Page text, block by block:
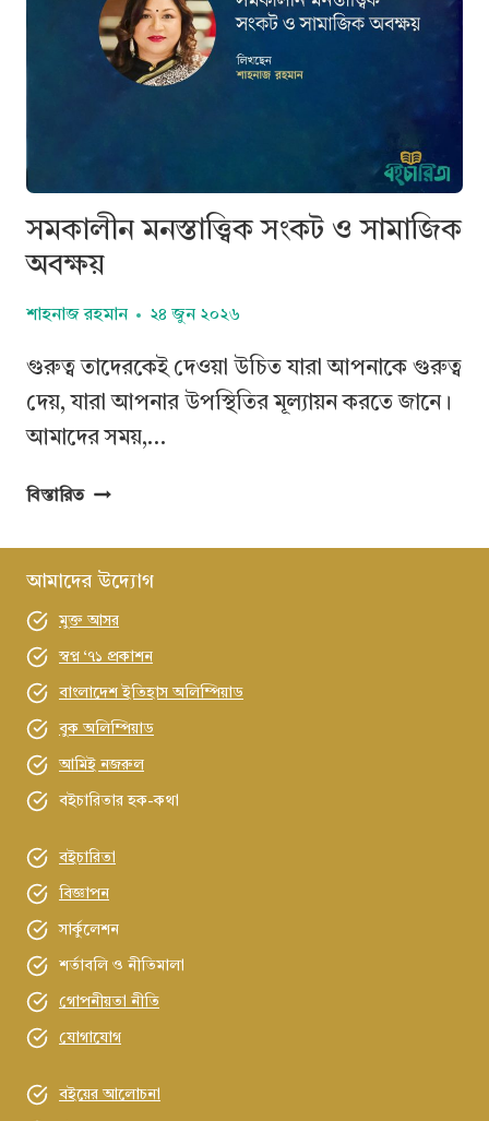
সমকালীন মনস্তাত্ত্বিক সংকট ও সামাজিক
অবক্ষয়
শাহনাজ রহমান ২৪ জুন ২০২৬
গুরুত্ব তাদেরকেই দেওয়া উচিত যারা আপনাকে গুরুত্ব
দেয়, যারা আপনার উপস্থিতির মূল্যায়ন করতে জানে।
আমাদের সময়,…
বিস্তারিতসমকালীন
সংকট
ও
অবক্ষয়
আমাদের উদ্যোগ
মুক্ত আসর
স্বপ্ন ‘৭১ প্রকাশন
বাংলাদেশ ইতিহাস অলিম্পিয়াড
বুক অলিম্পিয়াড
আমিই নজরুল
বইচারিতার হক-কথা
বইচারিতা
বিজ্ঞাপন
সার্কুলেশন
শর্তাবলি ও নীতিমালা
গোপনীয়তা নীতি
যোগাযোগ
বইয়ের আলোচনা